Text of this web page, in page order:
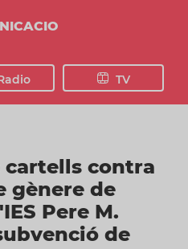
TV
cartells contra
gènere de
Pere M.
de